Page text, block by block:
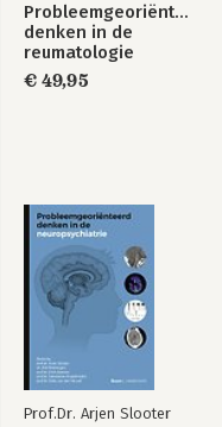
Probleemgeoriënteerd
denken in de
reumatologie
€ 49,95
Prof.Dr. Arjen Slooter